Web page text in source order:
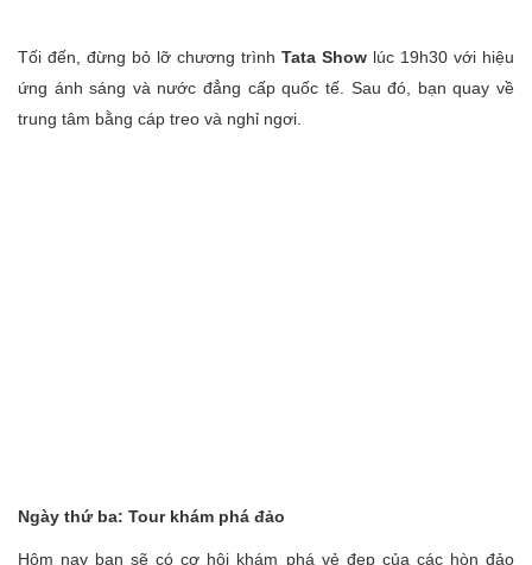
Tối đến, đừng bỏ lỡ chương trình Tata Show lúc 19h30 với hiệu
ứng ánh sáng và nước đẳng cấp quốc tế. Sau đó, bạn quay về
trung tâm bằng cáp treo và nghỉ ngơi.
Ngày thứ ba: Tour khám phá đảo
Hôm nay bạn sẽ có cơ hội khám phá vẻ đẹp của các hòn đảo